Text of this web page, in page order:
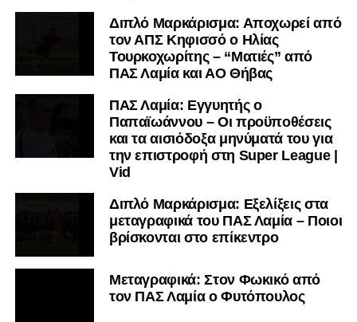
Διπλό Μαρκάρισμα: Αποχωρεί από
τον ΑΠΣ Κηφισσό ο Ηλίας
Τουρκοχωρίτης – “Ματιές” από
ΠΑΣ Λαμία και ΑΟ Θήβας
ΠΑΣ Λαμία: Εγγυητής ο
Παπαϊωάννου – Οι προϋποθέσεις
και τα αισιόδοξα μηνύματά του για
την επιστροφή στη Super League |
Vid
Διπλό Μαρκάρισμα: Εξελίξεις στα
μεταγραφικά του ΠΑΣ Λαμία – Ποιοι
βρίσκονται στο επίκεντρο
Μεταγραφικά: Στον Φωκικό από
τον ΠΑΣ Λαμία ο Φυτόπουλος